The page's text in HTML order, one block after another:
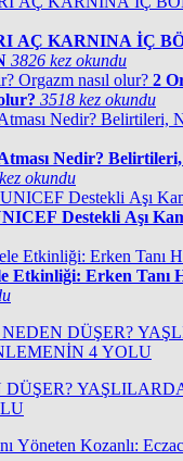
İÇ BÖBREKELERİNİ
3826 kez okundu
2
3518 kez okundu
Atması Nedir?
okundu
Destekli Aşı
Etkinliği: Erken Tanı